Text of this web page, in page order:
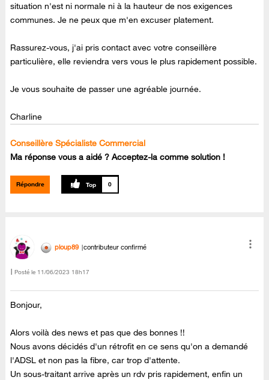
situation n'est ni normale ni à la hauteur de nos exigences
communes. Je ne peux que m'en excuser platement.
Rassurez-vous, j'ai pris contact avec votre conseillère
particulière, elle reviendra vers vous le plus rapidement possible.
Je vous souhaite de passer une agréable journée.
Charline
Conseillère Spécialiste Commercial
Ma réponse vous a aidé ? Acceptez-la comme solution !
Répondre 0
ploup89 contributeur confirmé
Posté le ‎11/06/2023 18h17
Bonjour,
Alors voilà des news et pas que des bonnes !!
Nous avons décidés d'un rétrofit en ce sens qu'on a demandé
l'ADSL et non pas la fibre, car trop d'attente.
Un sous-traitant arrive après un rdv pris rapidement, enfin un